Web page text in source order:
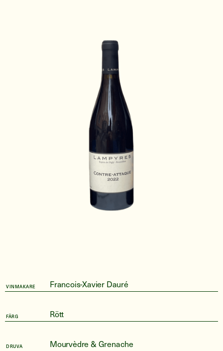
VINMAKARE Francois-Xavier Dauré
FÄRG Rött
DRUVA Mourvèdre & Grenache